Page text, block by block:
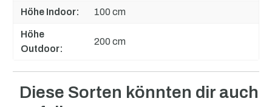
Höhe Indoor: 100 cm
Höhe
Outdoor:
200 cm
Produktgalerie überspringen
Diese Sorten könnten dir auch